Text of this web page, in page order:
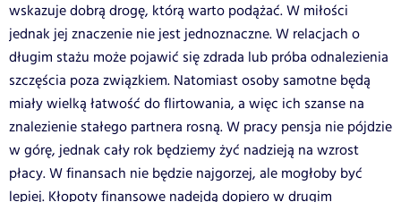
wskazuje dobrą drogę, którą warto podążać. W miłości
jednak jej znaczenie nie jest jednoznaczne. W relacjach o
długim stażu może pojawić się zdrada lub próba odnalezienia
szczęścia poza związkiem. Natomiast osoby samotne będą
miały wielką łatwość do flirtowania, a więc ich szanse na
znalezienie stałego partnera rosną. W pracy pensja nie pójdzie
w górę, jednak cały rok będziemy żyć nadzieją na wzrost
płacy. W finansach nie będzie najgorzej, ale mogłoby być
lepiej. Kłopoty finansowe nadejdą dopiero w drugim